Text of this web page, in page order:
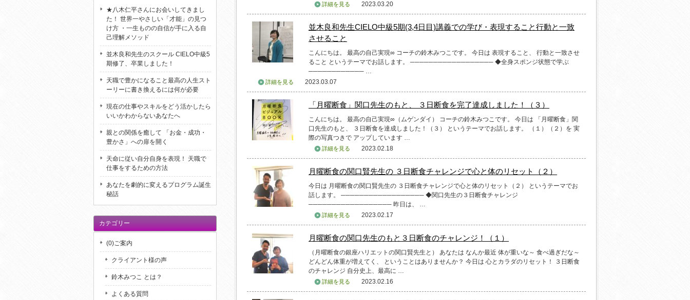
詳細を見る 2023.03.20
並木良和先生CIELO中級5期(3,4日目)講義での学び・表現すること行動と一致
させること
こんにちは。 最高の自己実現∞ コーチの鈴木みつこです。 今日は 表現すること、 行動と一致させ
ること というテーマでお話します。 ────────────────── ◆全身スポンジ状態で学ぶ
──────────── …
詳細を見る 2023.03.07
「月曜断食」関口先生のもと、 ３日断食を完了達成しました！（３）
こんにちは。 最高の自己実現∞（ムゲンダイ） コーチの鈴木みつこです。 今日は 「月曜断食」関
口先生のもと、 ３日断食を達成しました！（３） というテーマでお話します。 （１）（２）を 実
際の写真つきで アップしています …
詳細を見る 2023.02.18
月曜断食の関口賢先生の ３日断食チャレンジで心と体のリセット（２）
今日は 月曜断食の関口賢先生の ３日断食チャレンジで心と体のリセット（２） というテーマでお
話します。 ────────────────── ◆関口先生の３日断食チャレンジ
────────────────── 昨日は、 …
詳細を見る 2023.02.17
月曜断食の関口先生のもと３日断食のチャレンジ！（１）
（月曜断食の銀座ハリエットの関口賢先生と） あなたは なんか最近 体が重いな～ 食べ過ぎだな～
どんどん体重が増えてく、 ということはありませんか？ 今日は 心とカラダのリセット！ ３日断食
のチャレンジ 自分史上、最高に …
詳細を見る 2023.02.16
★八木仁平さんにお会いしてきまし
た！ 世界一やさしい「才能」の見つ
け方 ・一生ものの自信が手に入る自
己理解メソッド
並木良和先生のスクール CIELO中級5
期修了、卒業しました！
天職で豊かになること最高の人生スト
ーリーに書き換えるには何が必要
現在の仕事やスキルをどう活かしたら
いいかわからないあなたへ
親との関係を癒して 「お金・成功・
豊かさ」への扉を開く
天命に従い自分自身を表現！ 天職で
仕事をするための方法
あなたを劇的に変えるプログラム誕生
秘話
カテゴリー
(0)ご案内
クライアント様の声
鈴木みつこ とは？
よくある質問